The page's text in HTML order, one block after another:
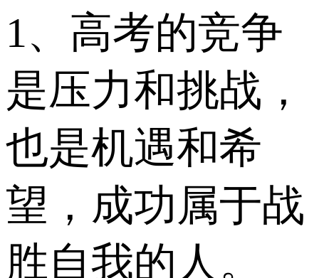
1、高考的竞争
是压力和挑战，
也是机遇和希
望，成功属于战
胜自我的人。